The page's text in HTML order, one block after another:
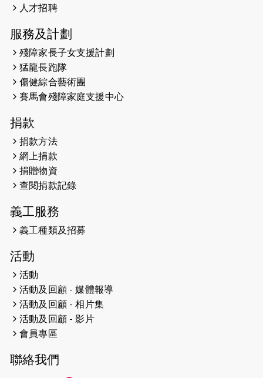
馬拉松與猛龍國際共融大使Lukas
2024-12-31
2024-12-10
2024-11-17
2024-10-30
連續第七年獲得 #香港中小型企業總
商會「#友商有良」嘉許計劃的嘉許
人才招聘
服務及計劃
殘障家長子女支援計劃
猛龍長跑隊
傷健綜合藝術團
賽馬會殘障家庭支援中心
捐款
捐款方法
網上捐款
捐贈物資
查閱捐款記錄
義工服務
義工種類及招募
活動
活動
活動及回顧 - 媒體報導
活動及回顧 - 相片集
活動及回顧 - 影片
會員專區
聯絡我們